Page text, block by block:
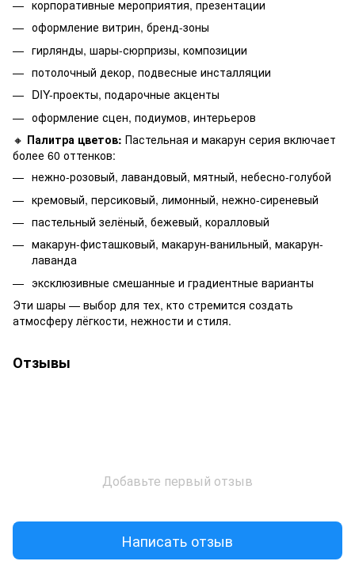
корпоративные мероприятия, презентации
оформление витрин, бренд-зоны
гирлянды, шары-сюрпризы, композиции
потолочный декор, подвесные инсталляции
DIY-проекты, подарочные акценты
оформление сцен, подиумов, интерьеров
🔸 Палитра цветов: Пастельная и макарун серия включает
более 60 оттенков:
нежно-розовый, лавандовый, мятный, небесно-голубой
кремовый, персиковый, лимонный, нежно-сиреневый
пастельный зелёный, бежевый, коралловый
макарун-фисташковый, макарун-ванильный, макарун-
лаванда
эксклюзивные смешанные и градиентные варианты
Эти шары — выбор для тех, кто стремится создать
атмосферу лёгкости, нежности и стиля.
Отзывы
Добавьте первый отзыв
Написать отзыв